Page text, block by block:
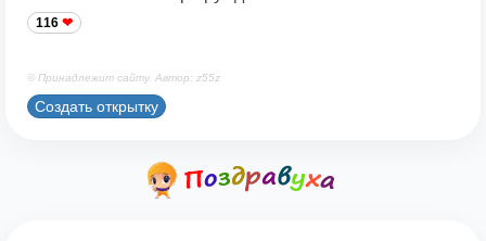
116
© Принадлежит сайту. Автор: z55z
Создать открытку